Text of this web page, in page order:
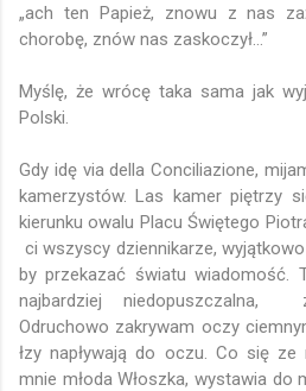
„ach ten Papież, znowu z nas
chorobę, znów nas zaskoczył…”
Myślę, że wrócę taka sama jak
Polski.
Gdy idę via della Conciliazione,
kamerzystów. Las kamer piętrzy
kierunku owalu Placu Świętego
ci wszyscy dziennikarze,
by przekazać światu wiadomość.
najbardziej niedopuszczalna,
Odruchowo zakrywam oczy
łzy napływają do oczu. Co się
mnie młoda Włoszka, wystawia